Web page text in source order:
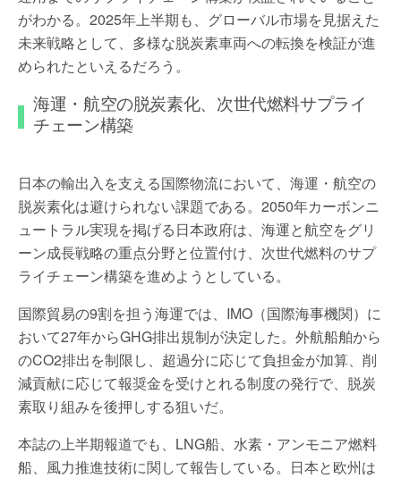
がわかる。2025年上半期も、グローバル市場を見据えた
未来戦略として、多様な脱炭素車両への転換を検証が進
められたといえるだろう。
海運・航空の脱炭素化、次世代燃料サプライ
チェーン構築
日本の輸出入を支える国際物流において、海運・航空の
脱炭素化は避けられない課題である。2050年カーボンニ
ュートラル実現を掲げる日本政府は、海運と航空をグリ
ーン成長戦略の重点分野と位置付け、次世代燃料のサプ
ライチェーン構築を進めようとしている。
国際貿易の9割を担う海運では、IMO（国際海事機関）に
おいて27年からGHG排出規制が決定した。外航船舶から
のCO2排出を制限し、超過分に応じて負担金が加算、削
減貢献に応じて報奨金を受けとれる制度の発行で、脱炭
素取り組みを後押しする狙いだ。
本誌の上半期報道でも、LNG船、水素・アンモニア燃料
船、風力推進技術に関して報告している。日本と欧州は